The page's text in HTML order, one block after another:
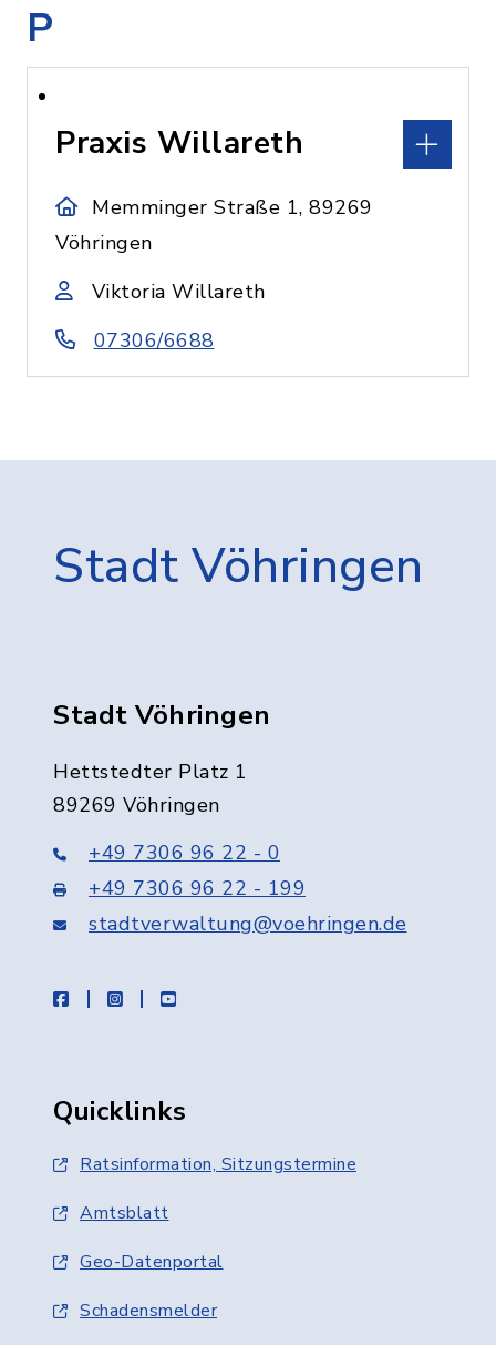
P
Praxis Willareth
Memminger Straße 1, 89269
Vöhringen
Viktoria Willareth
07306/6688
Stadt Vöhringen
Stadt Vöhringen
Hettstedter Platz 1
89269 Vöhringen
+49 7306 96 22 - 0
+49 7306 96 22 - 199
stadtverwaltung@voehringen.de
facebookinstagramyoutube
Quicklinks
Ratsinformation, Sitzungstermine
Amtsblatt
Geo-Datenportal
Schadensmelder